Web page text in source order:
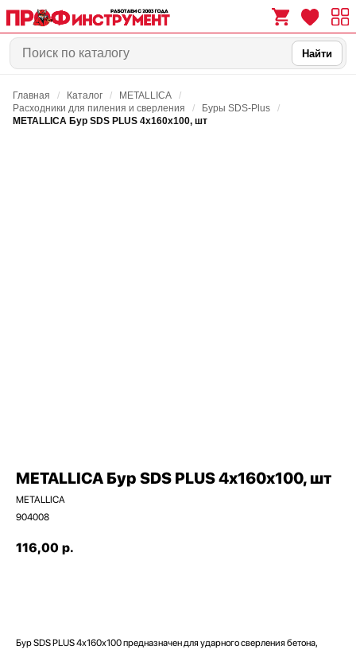
0
Найти
Главная / Каталог / METALLICA
/
Расходники для пиления и сверления
/ Буры SDS-Plus
/
METALLICA Бур SDS PLUS 4х160х100, шт
METALLICA Бур SDS PLUS 4х160х100, шт
METALLICA
904008
116,00 р.
Бур SDS PLUS 4х160х100 предназначен для ударного сверления бетона,